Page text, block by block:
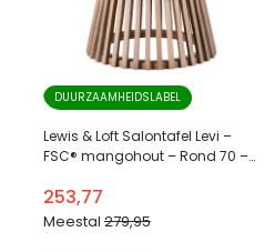
DUURZAAMHEIDSLABEL
Lewis & Loft Salontafel Levi –
FSC® mangohout – Rond 70 –
253,77
Meestal 279,95